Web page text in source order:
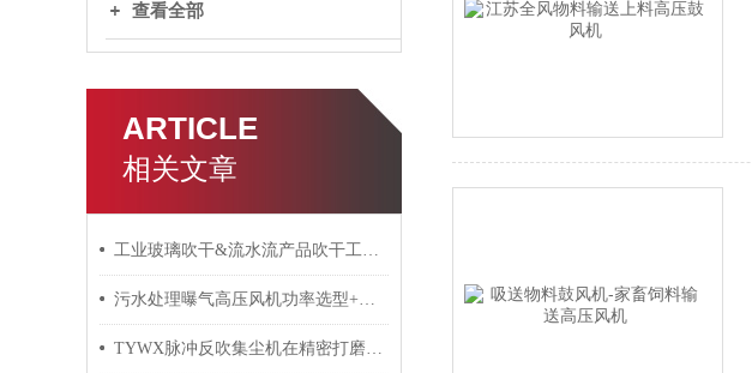
查看全部
ARTICLE
相关文章
工业玻璃吹干&流水流产品吹干工业风刀
污水处理曝气高压风机功率选型+解决方案
TYWX脉冲反吹集尘机在精密打磨灰尘配套设备选购指南